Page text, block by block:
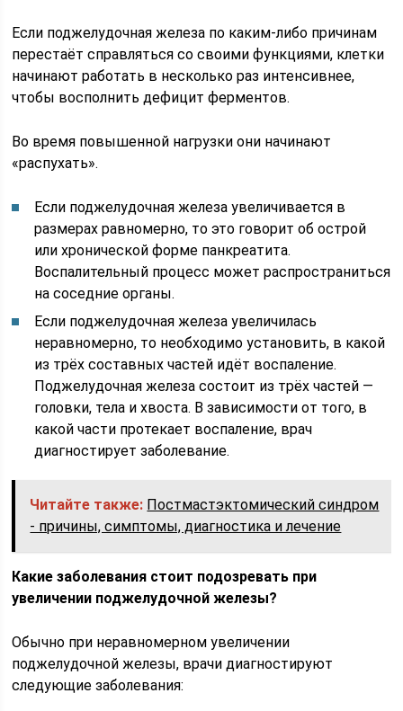
Если поджелудочная железа по каким-либо причинам
перестаёт справляться со своими функциями, клетки
начинают работать в несколько раз интенсивнее,
чтобы восполнить дефицит ферментов.
Во время повышенной нагрузки они начинают
«распухать».
Если поджелудочная железа увеличивается в
размерах равномерно, то это говорит об острой
или хронической форме панкреатита.
Воспалительный процесс может распространиться
на соседние органы.
Если поджелудочная железа увеличилась
неравномерно, то необходимо установить, в какой
из трёх составных частей идёт воспаление.
Поджелудочная железа состоит из трёх частей —
головки, тела и хвоста. В зависимости от того, в
какой части протекает воспаление, врач
диагностирует заболевание.
Читайте также: Постмастэктомический синдром
- причины, симптомы, диагностика и лечение
Какие заболевания стоит подозревать при
увеличении поджелудочной железы?
Обычно при неравномерном увеличении
поджелудочной железы, врачи диагностируют
следующие заболевания: